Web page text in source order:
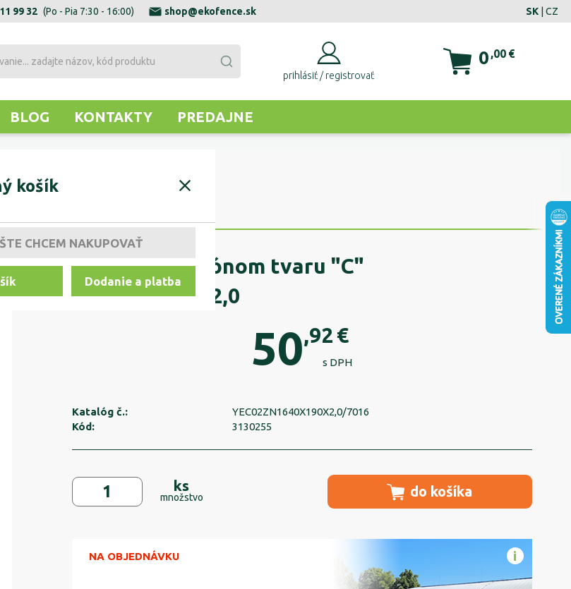
99 32 (Po - Pia 7:30 - 16:00) shop@ekofence.sk SK | CZ
prihlásiť / registrovať
0 ,00 €
BLOG KONTAKTY PREDAJNE
košík
CHCEM NAKUPOVAŤ
Dodanie a platba
"C" 1640/190x25/2,0
Stĺpik ku gabiónom tvaru "C"
1640/190x25/2,0
50,92 €
s DPH
Katalóg č.:
YEC02ZN1640X190X2,0/7016
Kód:
3130255
ks
množstvo do košíka
NA OBJEDNÁVKU